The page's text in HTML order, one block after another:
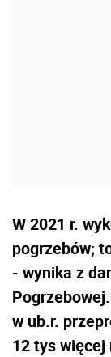
W 2021 r.
pogrzebów;
- wynika z
w ub.r.
12 tys więcej